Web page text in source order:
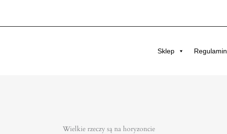
Sklep Regulamin
Wielkie rzeczy są na horyzoncie